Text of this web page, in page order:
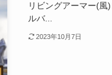
リビングアーマー(
ルバ...
2023年10月7日